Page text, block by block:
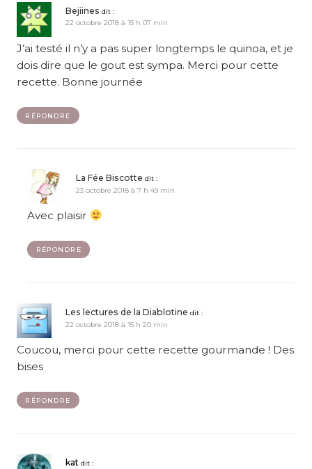
Bejiines dit :
22 octobre 2018 à 15 h 07 min
J’ai testé il n’y a pas super longtemps le quinoa, et je
dois dire que le gout est sympa. Merci pour cette
recette. Bonne journée
RÉPONDRE
La Fée Biscotte dit :
23 octobre 2018 à 7 h 49 min
Avec plaisir
RÉPONDRE
Les lectures de la Diablotine dit :
22 octobre 2018 à 15 h 20 min
Coucou, merci pour cette recette gourmande ! Des
bises
RÉPONDRE
kat dit :